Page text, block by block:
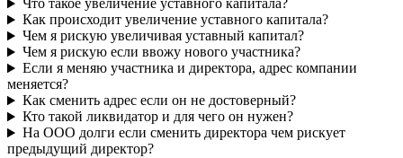
Что такое увеличение уставного капитала?
Как происходит увеличение уставного капитала?
Чем я рискую увеличивая уставный капитал?
Чем я рискую если ввожу нового участника?
Если я меняю участника и директора, адрес компании
меняется?
Как сменить адрес если он не достоверный?
Кто такой ликвидатор и для чего он нужен?
На ООО долги если сменить директора чем рискует
предыдущий директор?